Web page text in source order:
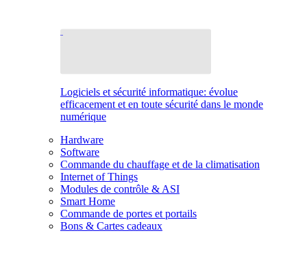
Logiciels et sécurité informatique: évolue
efficacement et en toute sécurité dans le monde
numérique
Hardware
Software
Commande du chauffage et de la climatisation
Internet of Things
Modules de contrôle & ASI
Smart Home
Commande de portes et portails
Bons & Cartes cadeaux